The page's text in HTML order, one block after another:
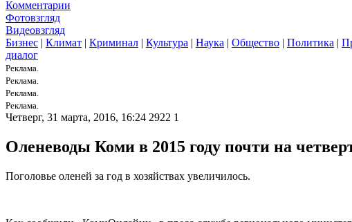
Комментарии
Фотовзгляд
Видеовзгляд
Бизнес | Климат | Криминал | Культура | Наука | Общество | Политика |
диалог
Реклама.
Реклама.
Реклама.
Реклама.
Четверг, 31 марта, 2016, 16:24 2922 1
Оленеводы Коми в 2015 году почти на
Поголовье оленей за год в хозяйствах увеличилось.